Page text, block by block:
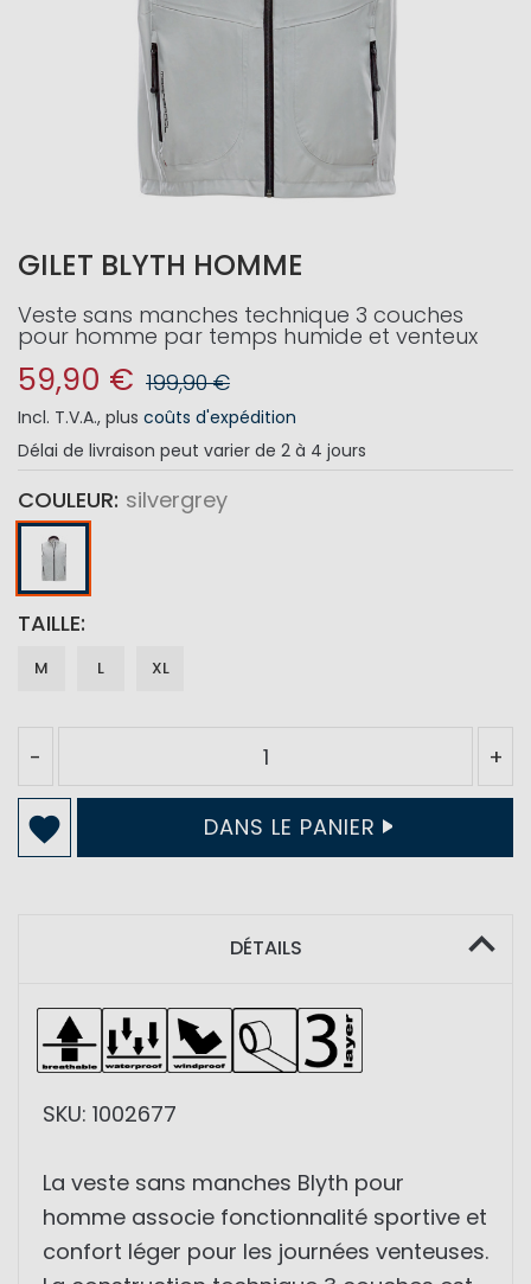
GILET BLYTH HOMME
Veste sans manches technique 3 couches
pour homme par temps humide et venteux
59,90 € 199,90 €
Incl. T.V.A., plus coûts d'expédition
Délai de livraison peut varier de 2 à 4 jours
COULEUR silvergrey
TAILLE
M L XL
- +
DANS LE PANIER
DÉTAILS
SKU: 1002677
La veste sans manches Blyth pour
homme associe fonctionnalité sportive et
confort léger pour les journées venteuses.